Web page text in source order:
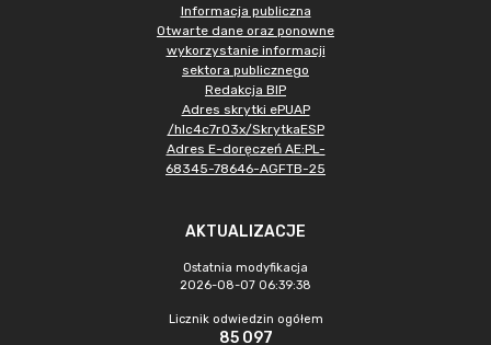
Informacja publiczna
Otwarte dane oraz ponowne
wykorzystanie informacji
sektora publicznego
Redakcja BIP
Adres skrytki ePUAP
/hlc4c7r03x/SkrytkaESP
Adres E-doręczeń AE:PL-
68345-78646-AGFTB-25
AKTUALIZACJE
Ostatnia modyfikacja
2026-08-07 06:39:38
Licznik odwiedzin ogółem
85 097